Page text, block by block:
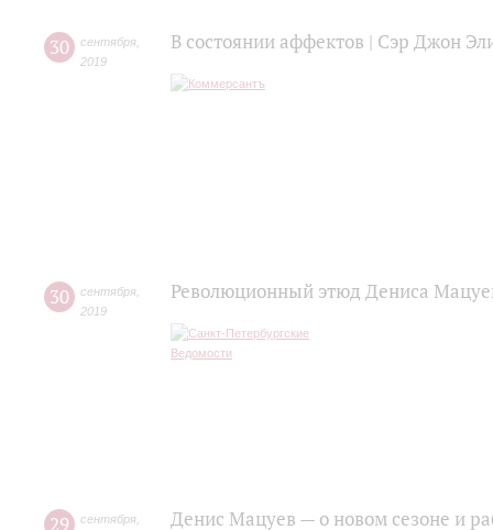
30 сентября
2019
В состоянии аффектов | Сэр Джон
30 сентября
2019
Революционный этюд Дениса
29 сентября
Денис Мацуев — о новом сезоне и